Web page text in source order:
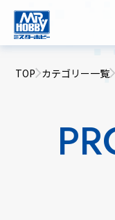
TOP カテゴリー一覧